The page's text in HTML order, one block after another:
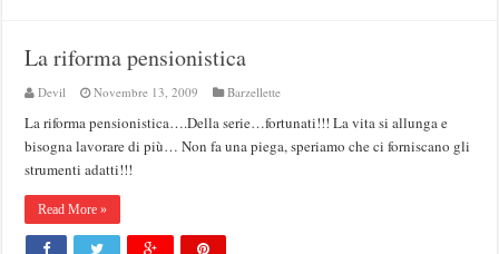
La riforma pensionistica
Devil Novembre 13, 2009 Barzellette
La riforma pensionistica….Della serie…fortunati!!! La vita si allunga e
bisogna lavorare di più… Non fa una piega, speriamo che ci forniscano gli
strumenti adatti!!!
Read More »